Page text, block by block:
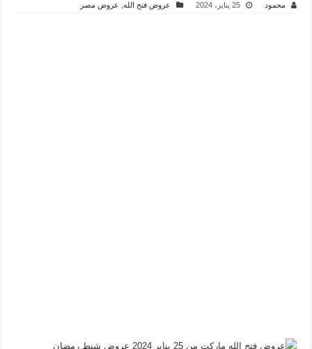
محمود 25 يناير، 2024 عروض فتح الله, عروض مصر